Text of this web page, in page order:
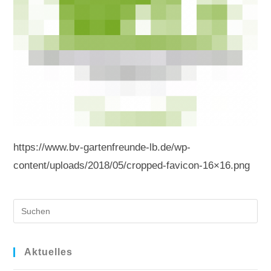
https://www.bv-gartenfreunde-lb.de/wp-
content/uploads/2018/05/cropped-favicon-16×16.png
Aktuelles